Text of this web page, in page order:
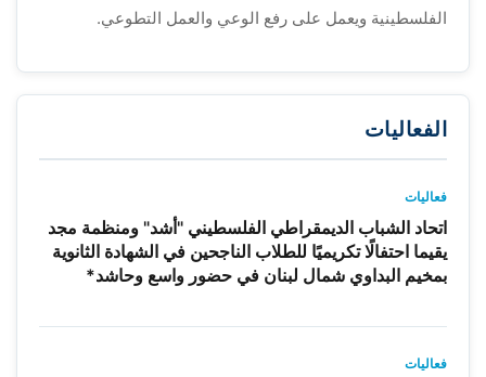
الفلسطينية ويعمل على رفع الوعي والعمل التطوعي.
الفعاليات
فعاليات
اتحاد الشباب الديمقراطي الفلسطيني "أشد" ومنظمة مجد
يقيما احتفالًا تكريميًا للطلاب الناجحين في الشهادة الثانوية
بمخيم البداوي شمال لبنان في حضور واسع وحاشد*
فعاليات